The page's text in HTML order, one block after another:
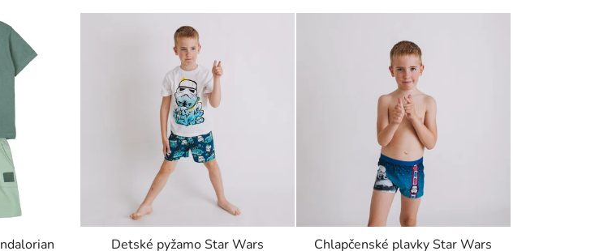
e
t
Detské pyžamo Star Wars
Chlapčenské plavky Star Wars
a
c
i
e
p
r
v
k
y
i
s